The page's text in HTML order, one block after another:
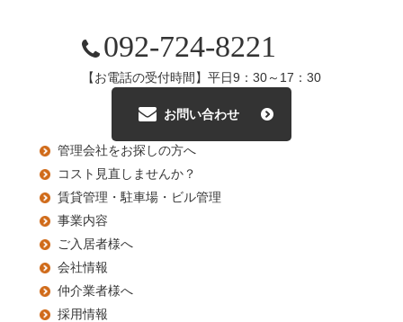
092-724-8221
【お電話の受付時間】平日9：30～17：30
お問い合わせ
管理会社をお探しの方へ
コスト見直しませんか？
賃貸管理・駐車場・ビル管理
事業内容
ご入居者様へ
会社情報
仲介業者様へ
採用情報